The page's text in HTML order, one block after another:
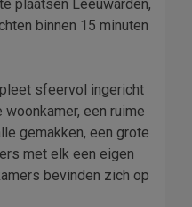
plaatsen Leeuwarden,
binnen 15 minuten
sfeervol ingericht
een ruime
gemakken, een grote
met elk een eigen
bevinden zich op